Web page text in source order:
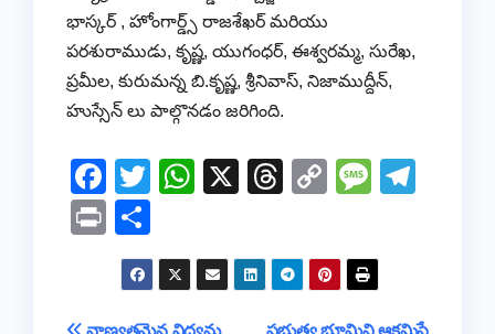
భాస్కర్ , హోంగార్డ్స్ రాజశేఖర్ మరియు
పరశురాముడు, కృష్ణ, యుగంధర్, ఈశ్వరమ్మ, సురేఖ,
ప్రమీల, కురుమన్న బి.కృష్ణ, శ్రీనివాస్, నిజాముద్దీన్,
హుస్సేన్ లు పాల్గొనడం జరిగింది.
F
a
c
e
b
T
er
W
s
A
X
T
a
d
C
y
Li
M
a
g
a
Pr
in h
ar
e